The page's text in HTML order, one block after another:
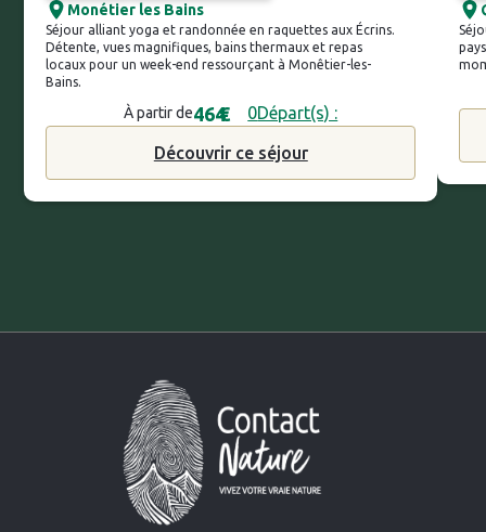
Monétier les Bains
Séjour alliant yoga et randonnée en raquettes aux Écrins.
Détente, vues magnifiques, bains thermaux et repas
locaux pour un week-end ressourçant à Monêtier-les-
Bains.
À partir de464€ 0Départ(s) :
Découvrir ce séjour